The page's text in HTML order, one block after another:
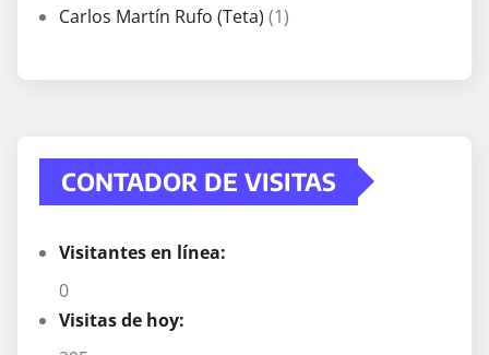
Carlos Martín Rufo (Teta) (1)
CONTADOR DE VISITAS
Visitantes en línea:
0
Visitas de hoy: